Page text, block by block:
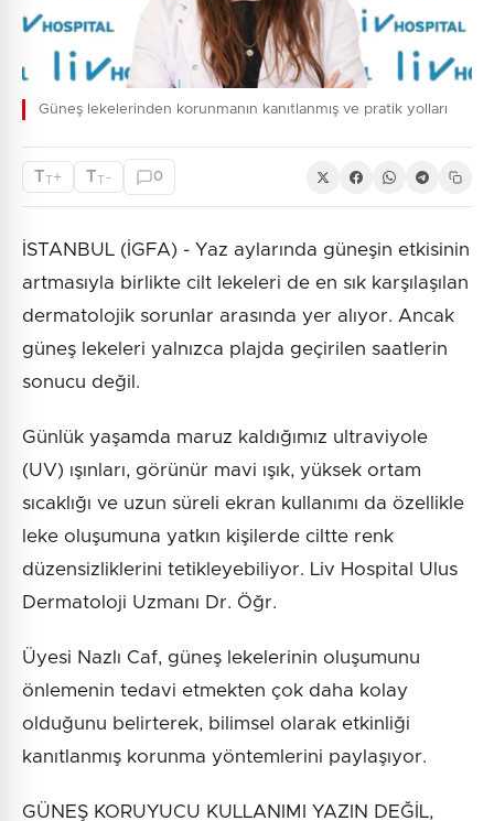
Güneş lekelerinden korunmanın kanıtlanmış ve pratik yolları
TT+ TT - 0
İSTANBUL (İGFA) - Yaz aylarında güneşin etkisinin
artmasıyla birlikte cilt lekeleri de en sık karşılaşılan
dermatolojik sorunlar arasında yer alıyor. Ancak
güneş lekeleri yalnızca plajda geçirilen saatlerin
sonucu değil.
Günlük yaşamda maruz kaldığımız ultraviyole
(UV) ışınları, görünür mavi ışık, yüksek ortam
sıcaklığı ve uzun süreli ekran kullanımı da özellikle
leke oluşumuna yatkın kişilerde ciltte renk
düzensizliklerini tetikleyebiliyor. Liv Hospital Ulus
Dermatoloji Uzmanı Dr. Öğr.
Üyesi Nazlı Caf, güneş lekelerinin oluşumunu
önlemenin tedavi etmekten çok daha kolay
olduğunu belirterek, bilimsel olarak etkinliği
kanıtlanmış korunma yöntemlerini paylaşıyor.
GÜNEŞ KORUYUCU KULLANIMI YAZIN DEĞİL,